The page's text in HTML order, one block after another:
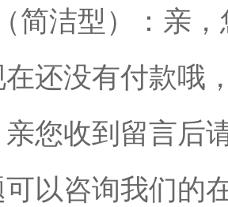
简洁型）：亲
还没有付款哦
您收到留言后
以咨询我们的